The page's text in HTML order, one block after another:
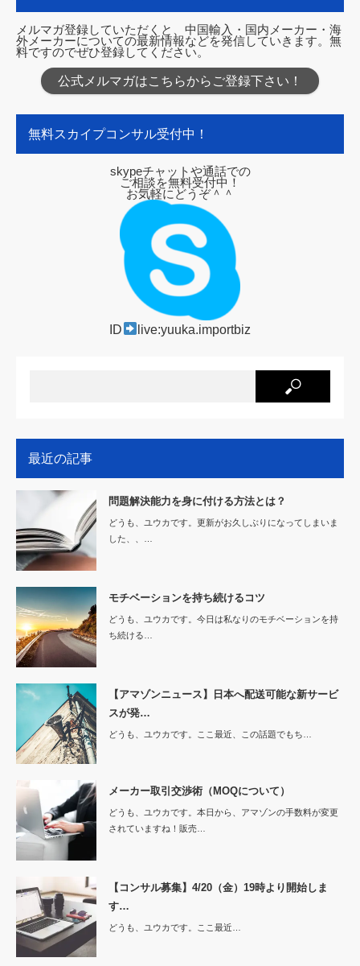
メルマガ登録していただくと、中国輸入・国内メーカー・海
外メーカーについての最新情報などを発信していきます。無
料ですのでぜひ登録してください。
公式メルマガはこちらからご登録下さい！
無料スカイプコンサル受付中！
skypeチャットや通話での
ご相談を無料受付中！
お気軽にどうぞ＾＾
ID live:yuuka.importbiz
最近の記事
問題解決能力を身に付ける方法とは？
どうも、ユウカです。更新がお久しぶりになってしまいま
した、、…
モチベーションを持ち続けるコツ
どうも、ユウカです。今日は私なりのモチベーションを持
ち続ける…
【アマゾンニュース】日本へ配送可能な新サービ
スが発…
どうも、ユウカです。ここ最近、この話題でもち…
メーカー取引交渉術（MOQについて）
どうも、ユウカです。本日から、アマゾンの手数料が変更
されていますね！販売…
【コンサル募集】4/20（金）19時より開始しま
す…
どうも、ユウカです。ここ最近…